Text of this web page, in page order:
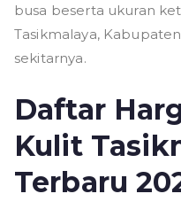
busa beserta ukuran
Tasikmalaya,
sekitarnya.
Daftar
Kulit
Terbaru